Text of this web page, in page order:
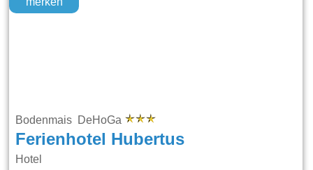
Bodenmais DeHoGa
Ferienhotel Hubertus
Hotel